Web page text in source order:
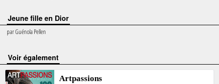
Jeune fille en Dior
parGuénola Pellen
voir également
Artpassions